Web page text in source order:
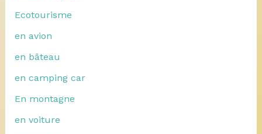
Ecotourisme
en avion
en bâteau
en camping car
En montagne
en voiture